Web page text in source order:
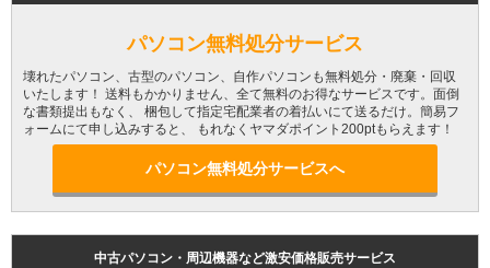
パソコン無料処分サービス
壊れたパソコン、古型のパソコン、自作パソコンも無料処分・廃棄・回収
いたします！ 送料もかかりません、全て無料のお得なサービスです。面倒
な書類提出もなく、 梱包して指定宅配業者の着払いにて送るだけ。簡易フ
ォームにて申し込みすると、 もれなくヤマダポイント200ptもらえます！
パソコン無料処分サービスへ
中古パソコン・周辺機器など激安価格販売サービス